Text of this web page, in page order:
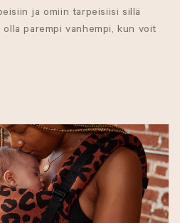
ja omiin tarpeisiisi sillä
parempi vanhempi, kun voit